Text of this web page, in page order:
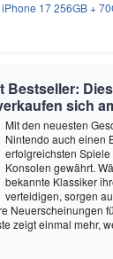
17 256GB + 70GB Vodafone-Netz für
Bestseller:
sich
Mit den neuesten
Nintendo auch einen
erfolgreichsten
Konsolen gewährt.
bekannte Klassiker
verteidigen, sorgen
Neuerscheinungen
zeigt einmal mehr,